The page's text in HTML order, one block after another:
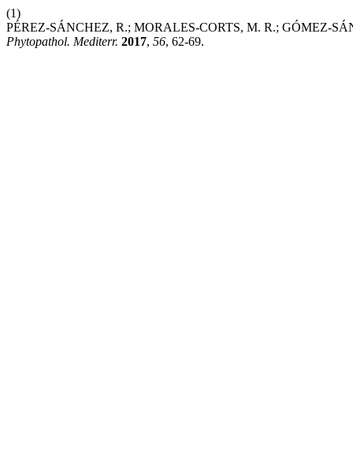
(1)
PÉREZ-SÁNCHEZ, R.; MORALES-CORTS, M. R.; GÓMEZ-
Phytopathol. Mediterr. 2017, 56, 62-69.